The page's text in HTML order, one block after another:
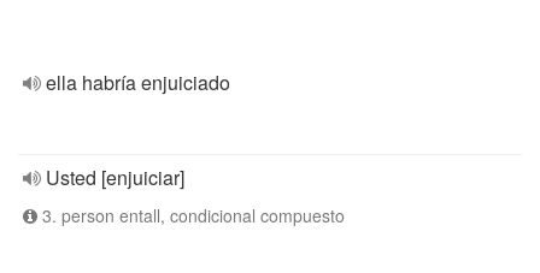
ella habría enjuiciado
Usted [enjuiciar]
3. person entall, condicional compuesto